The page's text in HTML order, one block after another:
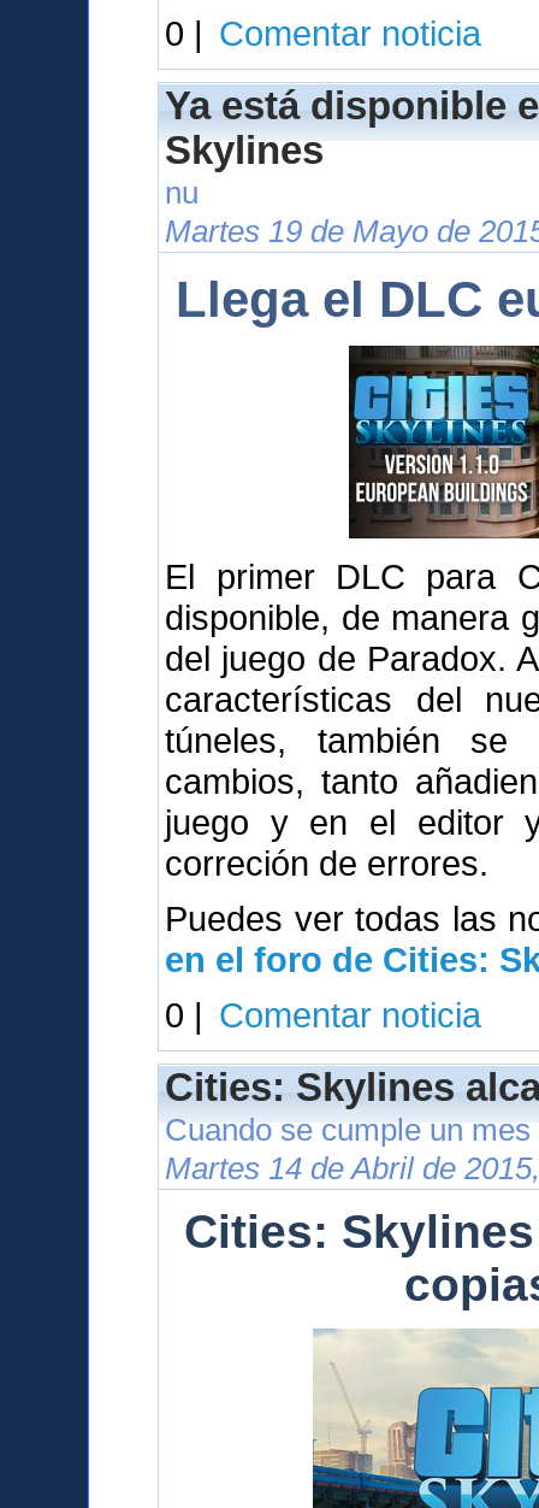
0 | Comentar noticia
Ya está disponible
Skylines
nu
Martes 19 de Mayo de
Llega el DLC
El primer DLC para
disponible, de manera
del juego de Paradox.
características del
túneles, también
cambios, tanto
juego y en el editor
correción de errores.
Puedes ver todas las
en el foro de Cities:
0 | Comentar noticia
Cities: Skylines
Cuando se cumple un
Martes 14 de Abril de
Cities: